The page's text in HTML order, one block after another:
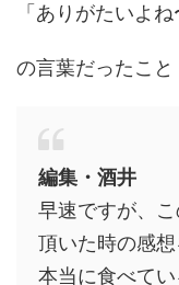
「ありがたいよね
の言葉だったこと
編集・酒井
早速ですが、
頂いた時の感想
本当に食べて